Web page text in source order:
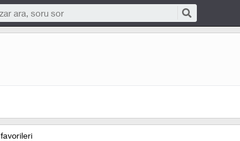
favorileri